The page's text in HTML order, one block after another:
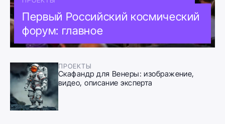
Первый Российский космический
форум: главное
ПРОЕКТЫ
Скафандр для Венеры: изображение,
видео, описание эксперта